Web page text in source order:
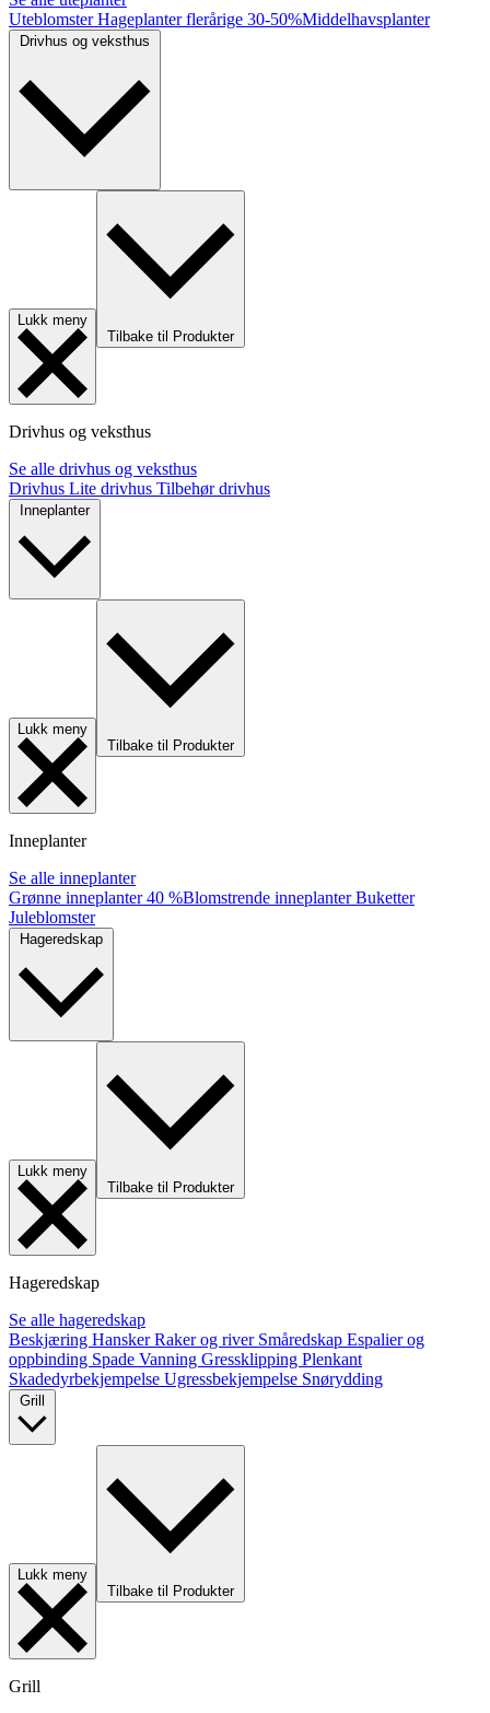
UteblomsterHageplanter flerårige 30-50%Middelhavsplanter
Lukk meny
Tilbake til Produkter
Drivhus og veksthus
Se alle drivhus og veksthus
Drivhus Lite drivhus Tilbehør drivhus
Inneplanter
Lukk meny
Tilbake til Produkter
Inneplanter
Se alle inneplanter
Grønne inneplanter40 %Blomstrende inneplanterBuketter
Juleblomster
Lukk meny
Tilbake til Produkter
Hageredskap
Se alle hageredskap
Beskjæring HanskerRaker og river Småredskap Espalier og
oppbinding Spade Vanning Gressklipping Plenkant
Skadedyrbekjempelse Ugressbekjempelse Snørydding
Lukk meny
Tilbake til Produkter
Grill